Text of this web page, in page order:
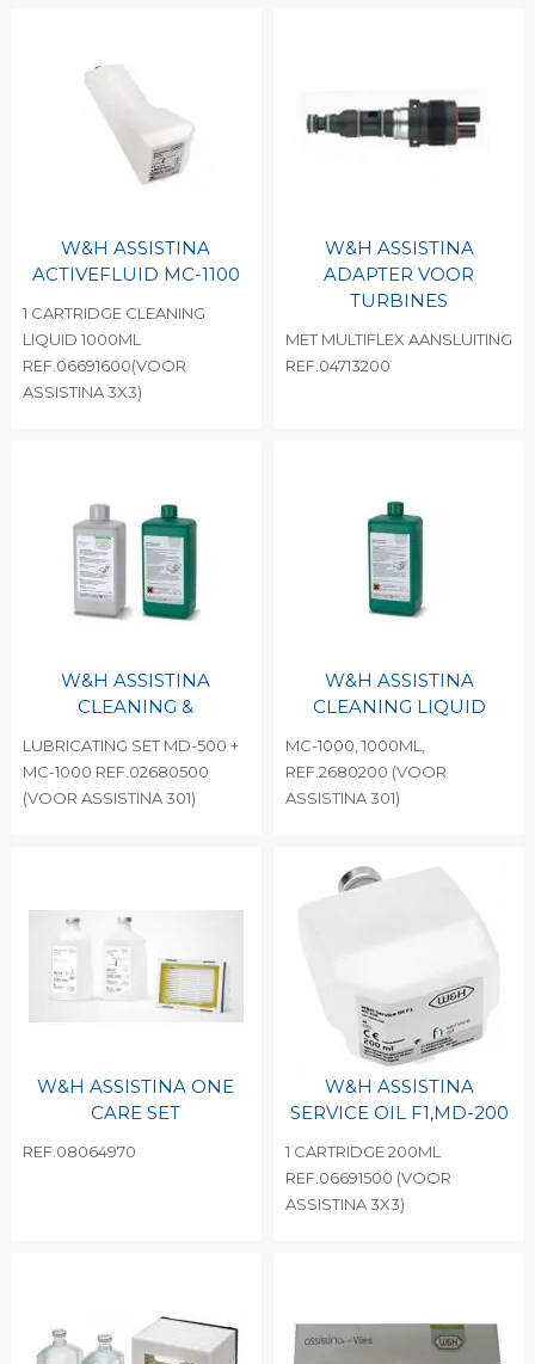
W&H ASSISTINA
ACTIVEFLUID MC-1100
1 CARTRIDGE CLEANING
LIQUID 1000ML
REF.06691600(VOOR
ASSISTINA 3X3)
W&H ASSISTINA
ADAPTER VOOR
TURBINES
MET MULTIFLEX AANSLUITING
REF.04713200
W&H ASSISTINA
CLEANING &
LUBRICATING SET MD-500 +
MC-1000 REF.02680500
(VOOR ASSISTINA 301)
W&H ASSISTINA
CLEANING LIQUID
MC-1000, 1000ML,
REF.2680200 (VOOR
ASSISTINA 301)
W&H ASSISTINA ONE
CARE SET
REF.08064970
W&H ASSISTINA
SERVICE OIL F1,MD-200
1 CARTRIDGE 200ML
REF.06691500 (VOOR
ASSISTINA 3X3)